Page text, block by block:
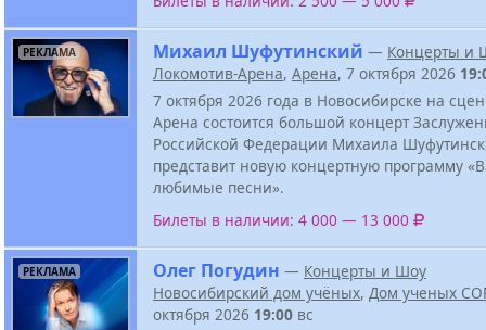
РЕКЛАМА Михаил Шуфутинский — Концерты и
Локомотив-Арена, Арена, 7 октября 2026
7 октября 2026 года в Новосибирске на
Арена состоится большой концерт
Российской Федерации Михаила
представит новую концертную программу
любимые песни».
Билеты в наличии: 4 000 — 13 000
РЕКЛАМА Олег Погудин — Концерты и Шоу
Новосибирский дом учёных, Дом ученых
октября 2026 19:00 вс